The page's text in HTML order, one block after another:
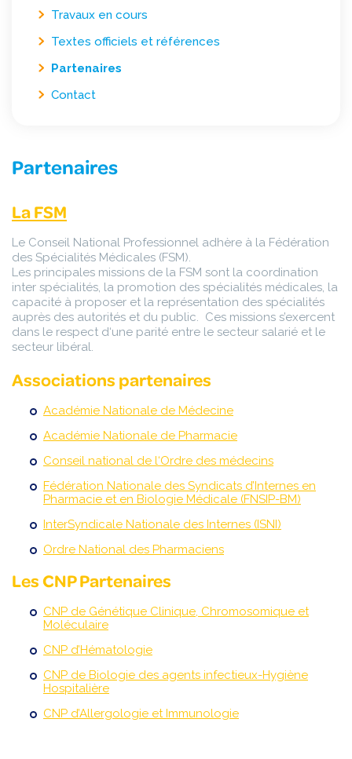
Travaux en cours
Textes officiels et références
Partenaires
Contact
Partenaires
La FSM
Le Conseil National Professionnel adhère à la Fédération
des Spécialités Médicales (FSM).
Les principales missions de la FSM sont la coordination
inter spécialités, la promotion des spécialités médicales, la
capacité à proposer et la représentation des spécialités
auprès des autorités et du public. Ces missions s’exercent
dans le respect d‘une parité entre le secteur salarié et le
secteur libéral.
Associations partenaires
Académie Nationale de Médecine
Académie Nationale de Pharmacie
Conseil national de l‘Ordre des médecins
Fédération Nationale des Syndicats d’Internes en
Pharmacie et en Biologie Médicale (FNSIP-BM)
InterSyndicale Nationale des Internes (ISNI)
Ordre National des Pharmaciens
Les CNP Partenaires
CNP de Génétique Clinique, Chromosomique et
Moléculaire
CNP d’Hématologie
CNP de Biologie des agents infectieux-Hygiène
Hospitalière
CNP d’Allergologie et Immunologie